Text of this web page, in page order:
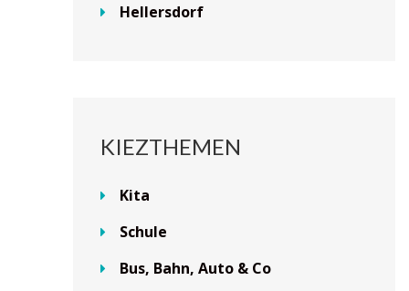
Hellersdorf
KIEZTHEMEN
Kita
Schule
Bus, Bahn, Auto & Co